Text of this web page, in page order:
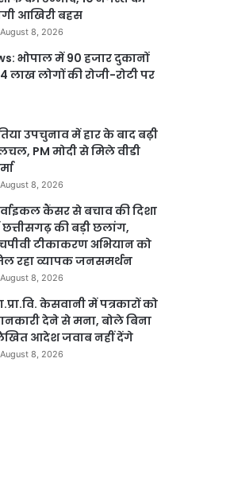
आखिरी बहस
August 8, 2026
भोपाल में 90 हजार दुकानों
लाख लोगों की रोजी-रोटी पर
उपचुनाव में हार के बाद बढ़ी
PM मोदी से मिले वीडी
August 8, 2026
कैंसर से बचाव की दिशा
की बड़ी छलांग,
टीकाकरण अभियान को
रहा व्यापक जनसमर्थन
August 8, 2026
केसवानी में पत्रकारों को
देने से मना, बोले बिना
आदेश जवाब नहीं देंगे
August 8, 2026